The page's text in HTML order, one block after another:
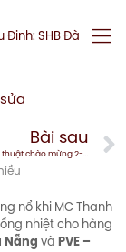
Bài sau
Chương trình nghệ thuật chào mừng 2-9 truyền hình trực tiếp trên kênh DaNang TV
nổ khi MC Thanh
nhiệt cho hàng
Nẵng và PVE –